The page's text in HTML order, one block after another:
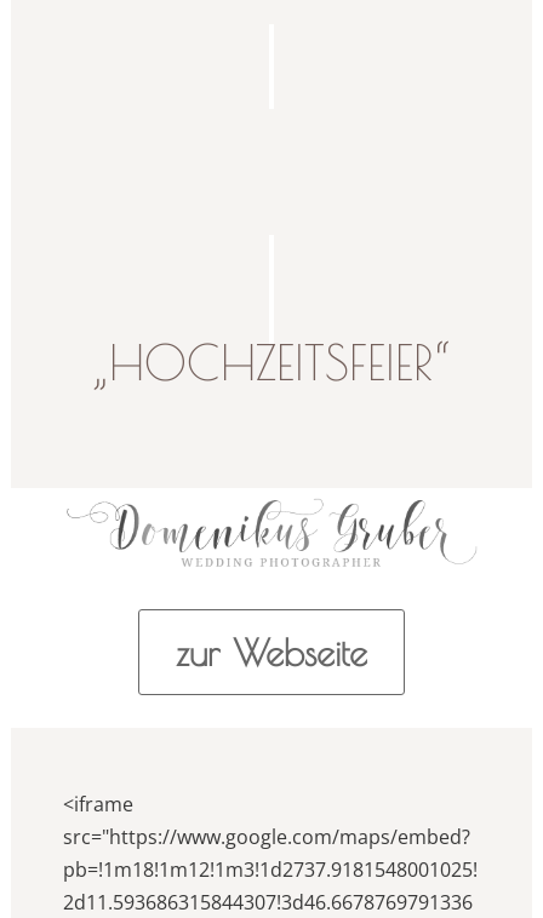
„HOCHZEITSFEIER“
zur Webseite
<iframe
src="https://www.google.com/maps/embed?
pb=!1m18!1m12!1m3!1d2737.9181548001025!
2d11.593686315844307!3d46.6678769791336